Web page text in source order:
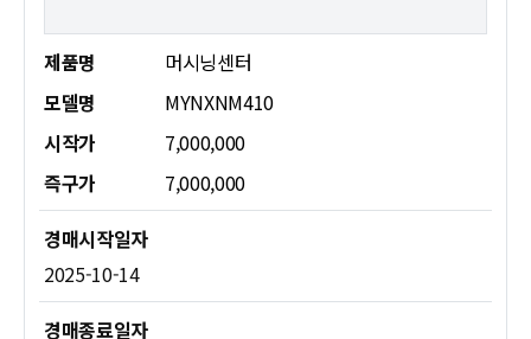
제품명
머시닝센터
모델명
MYNXNM410
시작가
7,000,000
즉구가
7,000,000
2025-10-14